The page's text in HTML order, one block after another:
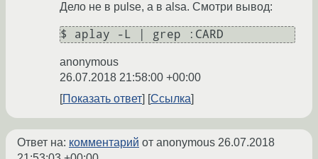
Дело не в pulse, а в alsa. Смотри вывод:
anonymous
26.07.2018 21:58:00 +00:00
Показать ответ
Ссылка
Ответ на: комментарий от anonymous 26.07.2018